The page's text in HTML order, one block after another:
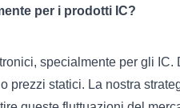
per i prodotti IC?
specialmente per gli IC.
statici. La nostra